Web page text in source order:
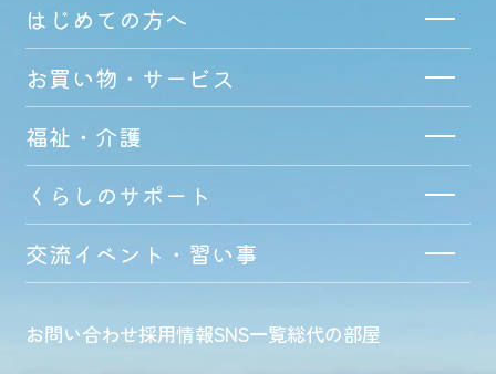
はじめての方へ
お買い物・サービス
福祉・介護
くらしのサポート
交流イベント・習い事
お問い合わせ採用情報SNS一覧総代の部屋